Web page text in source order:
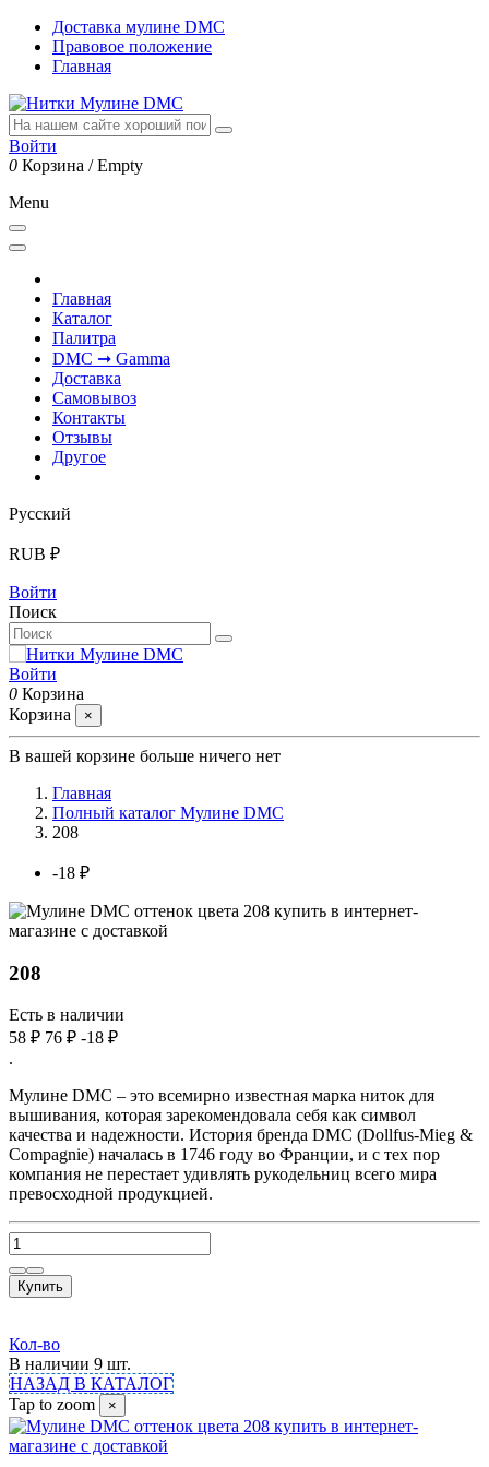
Доставка мулине DMC
Правовое положение
Главная
Войти
0 Корзина /Empty
Menu
Главная
Каталог
Палитра
DMC ➞ Gamma
Доставка
Самовывоз
Контакты
Отзывы
Другое
Русский
RUB ₽
Войти
Поиск
Войти
0 Корзина
Корзина
×
В вашей корзине больше ничего нет
Главная
Полный каталог Мулине DMC
208
-18 ₽
208
Есть в наличии
58 ₽ 76 ₽ -18 ₽
.
Мулине DMC – это всемирно известная марка ниток для
вышивания, которая зарекомендовала себя как символ
качества и надежности. История бренда DMC (Dollfus-Mieg &
Compagnie) началась в 1746 году во Франции, и с тех пор
компания не перестает удивлять рукодельниц всего мира
превосходной продукцией.
Купить
Кол-во
В наличии 9 шт.
НАЗАД В КАТАЛОГ
Tap to zoom
×